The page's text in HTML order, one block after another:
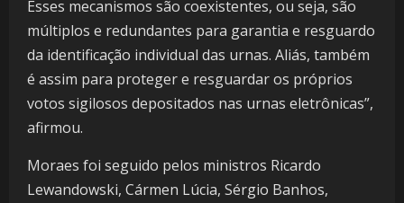
Esses mecanismos são coexistentes, ou seja, são
múltiplos e redundantes para garantia e resguardo
da identificação individual das urnas. Aliás, também
é assim para proteger e resguardar os próprios
votos sigilosos depositados nas urnas eletrônicas”,
afirmou.
Moraes foi seguido pelos ministros Ricardo
Lewandowski, Cármen Lúcia, Sérgio Banhos,